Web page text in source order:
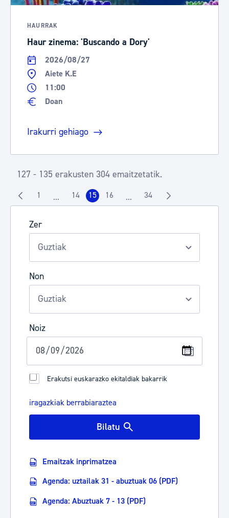
Zer
Non
Noiz
Erakutsi euskarazko ekitaldiak bakarrik
iragazkiak berrabiaraztea
Bilatu
Emaitzak inprimatzea
Agenda: uztailak 31 - abuztuak 06 (PDF)
Agenda: Abuztuak 7 - 13 (PDF)
HAURRAK
Haur zinema: 'Buscando a Dory'
2026/08/27
Aiete K.E
11:00
Doan
Irakurri gehiago
127 - 135 erakusten 304 emaitzetatik.
Orrialdea
1 ...Intermediate Pages Use TAB to navigate.
Orrialdea
14 Orrialdea
15 Orrialdea
16 ...Intermediate Pages Use TAB
Orrialdea
34